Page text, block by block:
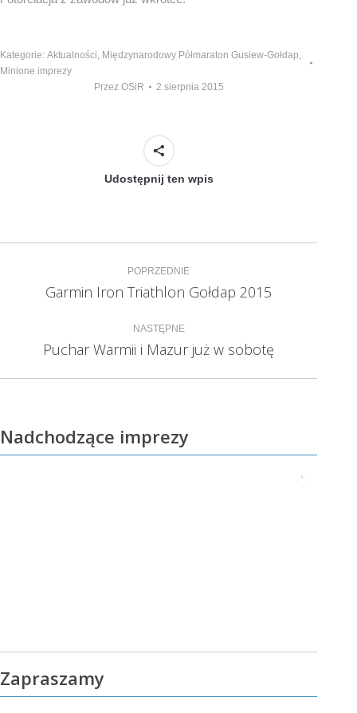
Kategorie: Aktualności, Międzynarodowy Półmaraton Gusiew-Gołdap,
Minione imprezy
Przez OSiR 2 sierpnia 2015
Udostępnij ten wpis
Nawigacja
wpisów
POPRZEDNIE
Poprzedni
Garmin Iron Triathlon Gołdap 2015
NASTĘPNE
Następny
Puchar Warmii i Mazur już w sobotę
Nadchodzące imprezy
Zapraszamy